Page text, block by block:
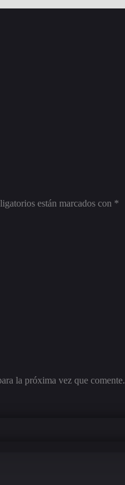
están marcados con *
la próxima vez que comente.